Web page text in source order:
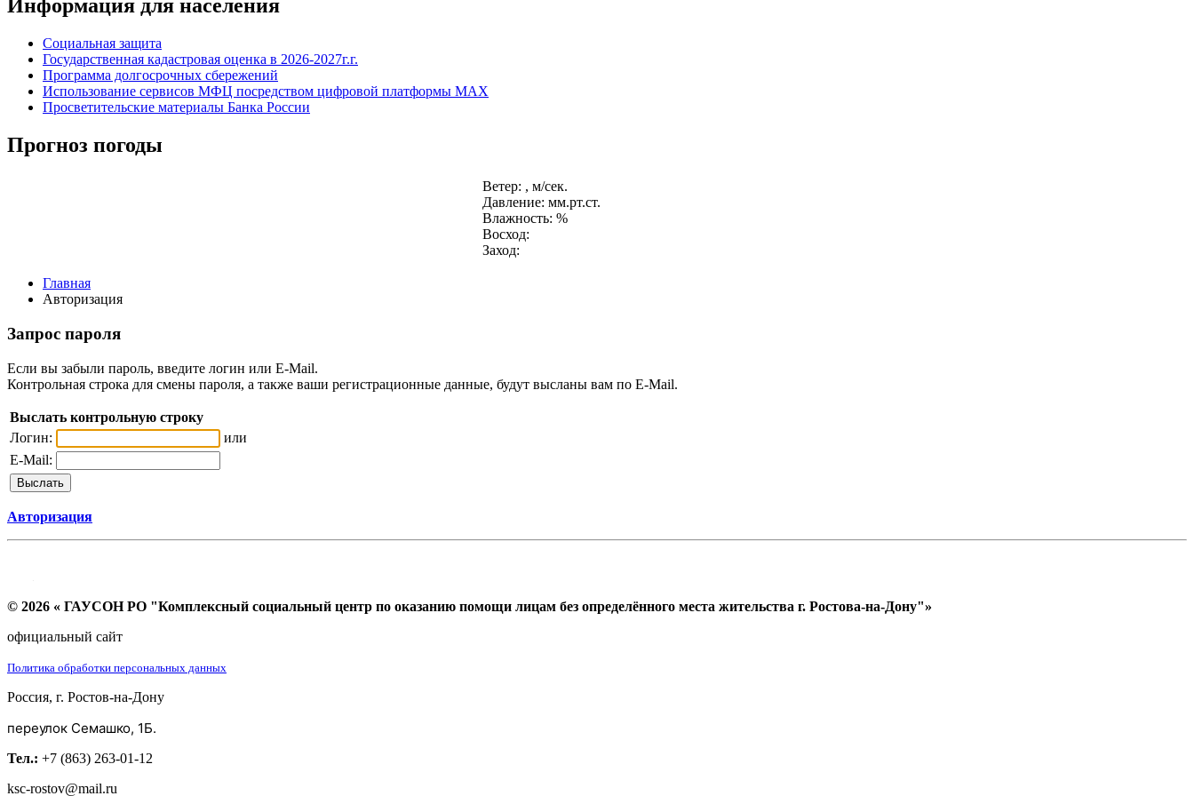
Информация для населения
Социальная защита
Государственная кадастровая оценка в 2026-2027г.г.
Программа долгосрочных сбережений
Использование сервисов МФЦ посредством цифровой платформы MAX
Просветительские материалы Банка России
Прогноз погоды
Ветер: , м/сек.
Давление: мм.рт.ст.
Влажность: %
Восход:
Заход:
Главная
Авторизация
Запрос пароля
Если вы забыли пароль, введите логин или E-Mail.
Контрольная строка для смены пароля, а также ваши регистрационные данные, будут высланы вам по E-Mail.
Выслать контрольную строку
Логин:
или
E-Mail:
Авторизация
© 2026 « ГАУСОН РО "Комплексный социальный центр по оказанию помощи лицам без определённого места жительства г. Ростова-на-Дону"»
официальный сайт
Политика обработки персональных данных
Россия, г. Ростов-на-Дону
переулок Семашко, 1Б.
Тел.: +7 (863) 263-01-12
ksc-rostov@mail.ru